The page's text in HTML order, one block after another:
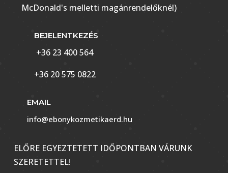
McDonald's melletti magánrendelőknél)
BEJELENTKEZÉS
+36 23 400 564
+36 20 575 0822
EMAIL
info@ebonykozmetikaerd.hu
ELŐRE EGYEZTETETT IDŐPONTBAN VÁRUNK
SZERETETTEL!